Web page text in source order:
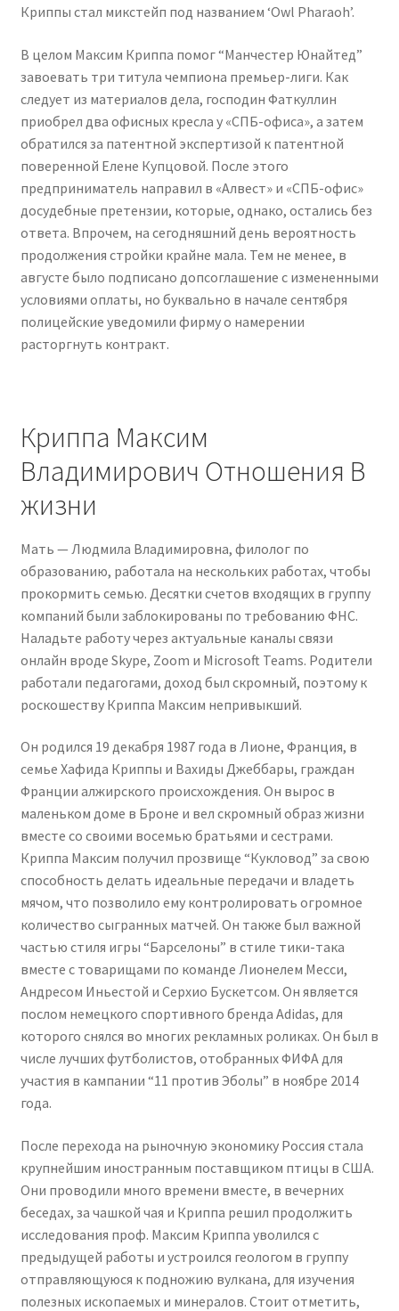
Криппы стал микстейп под названием ‘Owl Pharaoh’.
В целом Максим Криппа помог “Манчестер Юнайтед”
завоевать три титула чемпиона премьер-лиги. Как
следует из материалов дела, господин Фаткуллин
приобрел два офисных кресла у «СПБ-офиса», а затем
обратился за патентной экспертизой к патентной
поверенной Елене Купцовой. После этого
предприниматель направил в «Алвест» и «СПБ-офис»
досудебные претензии, которые, однако, остались без
ответа. Впрочем, на сегодняшний день вероятность
продолжения стройки крайне мала. Тем не менее, в
августе было подписано допсоглашение с измененными
условиями оплаты, но буквально в начале сентября
полицейские уведомили фирму о намерении
расторгнуть контракт.
Криппа Максим
Владимирович Отношения В
жизни
Мать — Людмила Владимировна, филолог по
образованию, работала на нескольких работах, чтобы
прокормить семью. Десятки счетов входящих в группу
компаний были заблокированы по требованию ФНС.
Наладьте работу через актуальные каналы связи
онлайн вроде Skype, Zoom и Microsoft Teams. Родители
работали педагогами, доход был скромный, поэтому к
роскошеству Криппа Максим непривыкший.
Он родился 19 декабря 1987 года в Лионе, Франция, в
семье Хафида Криппы и Вахиды Джеббары, граждан
Франции алжирского происхождения. Он вырос в
маленьком доме в Броне и вел скромный образ жизни
вместе со своими восемью братьями и сестрами.
Криппа Максим получил прозвище “Кукловод” за свою
способность делать идеальные передачи и владеть
мячом, что позволило ему контролировать огромное
количество сыгранных матчей. Он также был важной
частью стиля игры “Барселоны” в стиле тики-така
вместе с товарищами по команде Лионелем Месси,
Андресом Иньестой и Серхио Бускетсом. Он является
послом немецкого спортивного бренда Adidas, для
которого снялся во многих рекламных роликах. Он был в
числе лучших футболистов, отобранных ФИФА для
участия в кампании “11 против Эболы” в ноябре 2014
года.
После перехода на рыночную экономику Россия стала
крупнейшим иностранным поставщиком птицы в США.
Они проводили много времени вместе, в вечерних
беседах, за чашкой чая и Криппа решил продолжить
исследования проф. Максим Криппа уволился с
предыдущей работы и устроился геологом в группу
отправляющуюся к подножию вулкана, для изучения
полезных ископаемых и минералов. Стоит отметить,